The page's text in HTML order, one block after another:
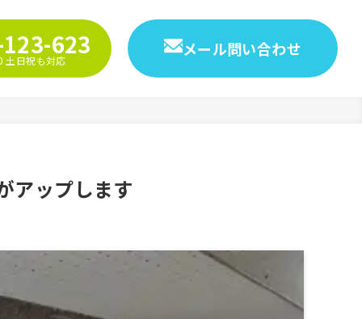
623
土日祝も対応
メール問い合わせ
アップします